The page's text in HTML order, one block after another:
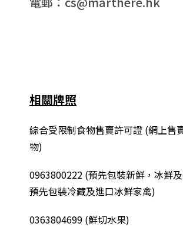
相關牌照
綜合受限制食物售賣許可證 (網上售
物)
0963800222 (預先包裝新鮮，冰鮮
預先包裝冷藏及進口冰鮮家禽)
0363804699 (鮮切水果)